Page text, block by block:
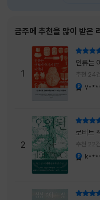
목을
이
깨닫
아니
가장
익숙한
금주에 추천을 많이 받은
1
인류는 이렇
역사가
추천 24
2
로버트
주는 실
내는 최
추천 22건